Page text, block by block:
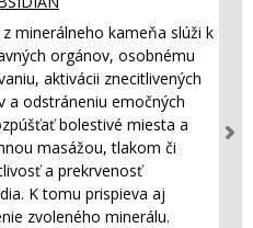
minerálneho kameňa slúži k
orgánov, osobnému
aktivácii znecitlivených
a odstráneniu emočných
bolestivé miesta a
masážou, tlakom či
a prekrvenosť
K tomu prispieva aj
zvoleného minerálu.